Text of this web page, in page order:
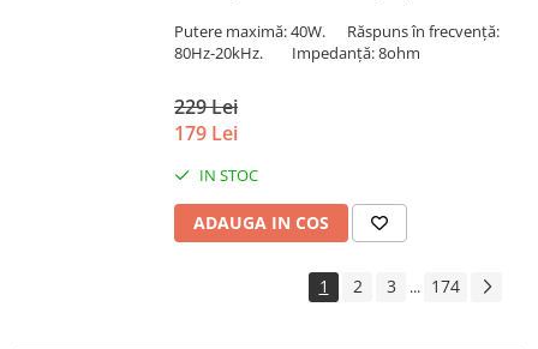
Putere maximă: 40W. Răspuns în frecvenţă:
80Hz-20kHz. Impedanţă: 8ohm
229 Lei
179 Lei
IN STOC
ADAUGA IN COS
1 2 3 ... 174